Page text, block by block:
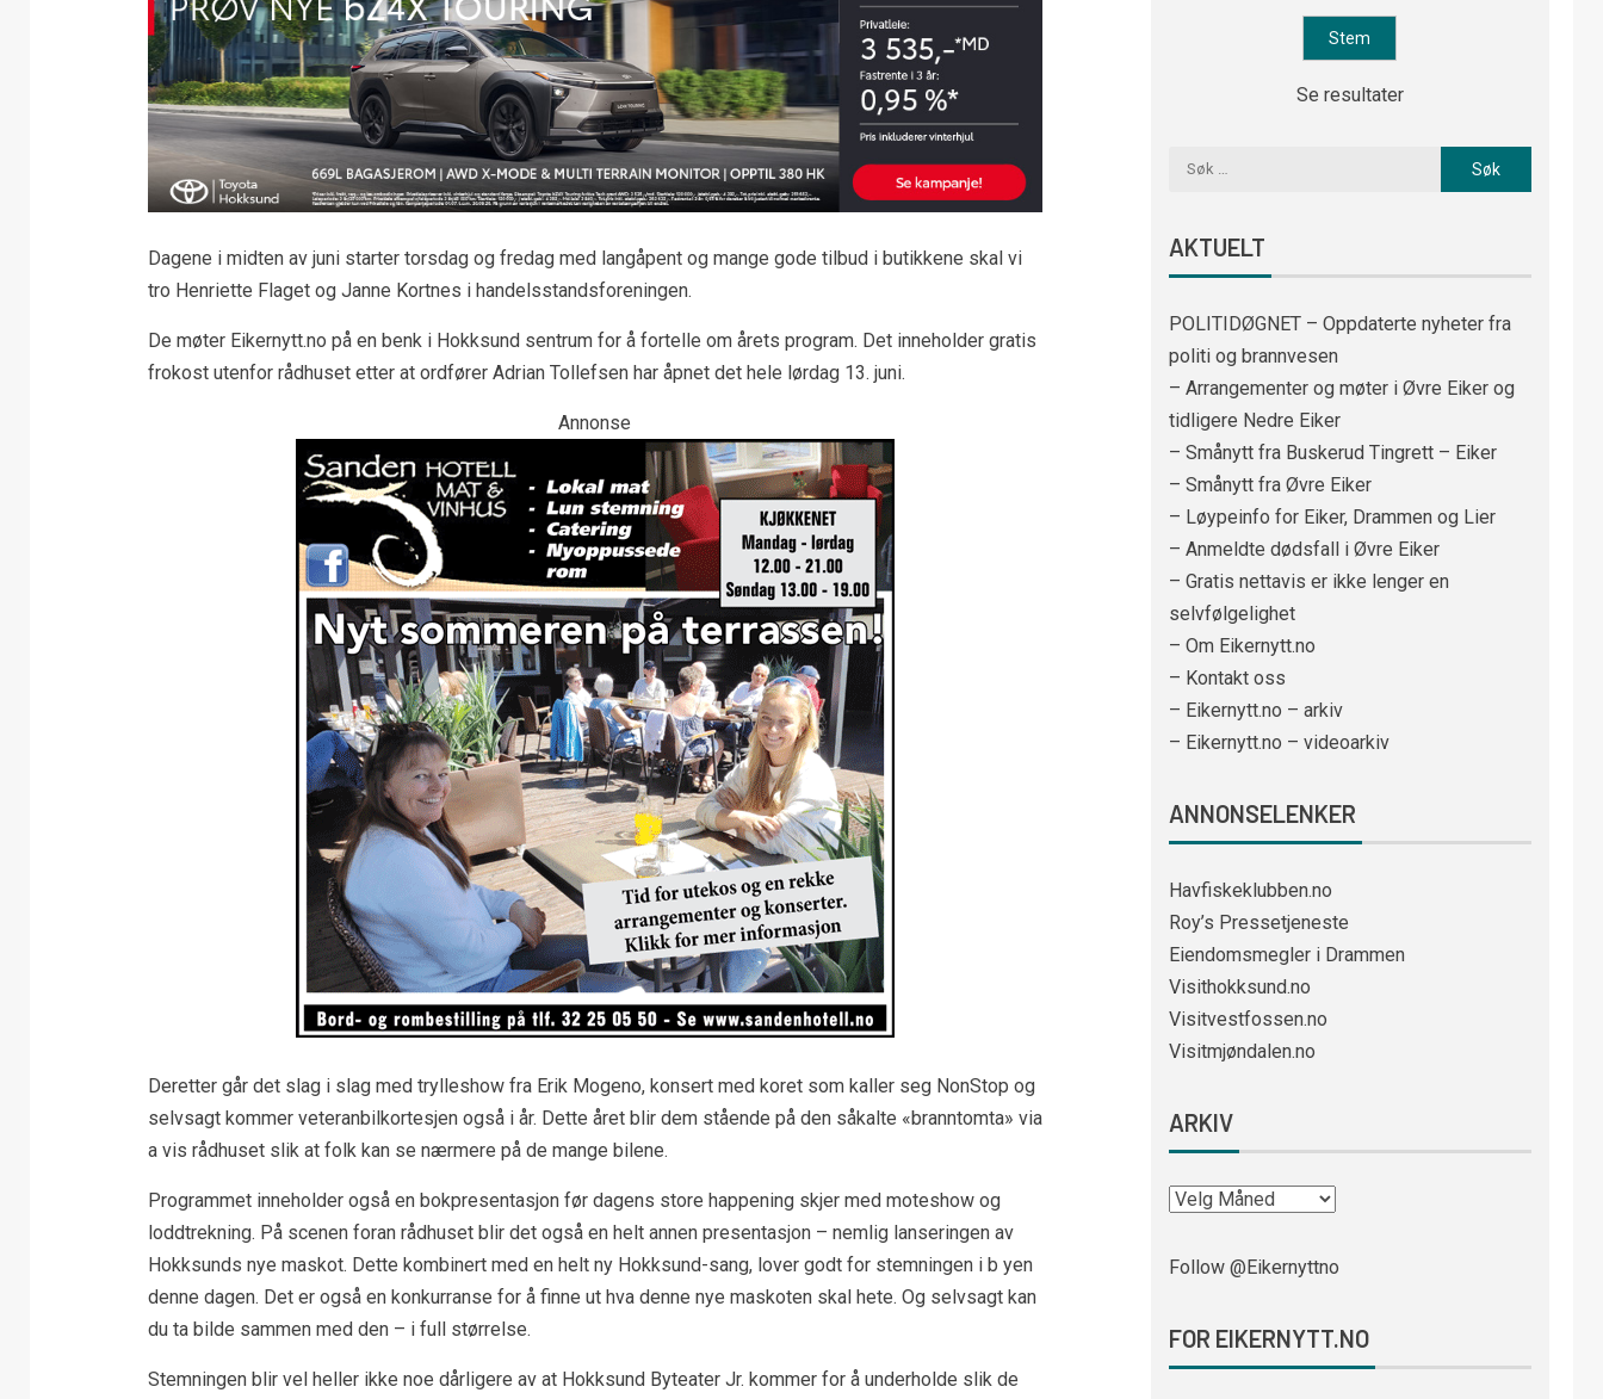
Dagene i midten av juni starter torsdag og fredag med langåpent og mange gode tilbud i butikkene skal vi
tro Henriette Flaget og Janne Kortnes i handelsstandsforeningen.
De møter Eikernytt.no på en benk i Hokksund sentrum for å fortelle om årets program. Det inneholder gratis
frokost utenfor rådhuset etter at ordfører Adrian Tollefsen har åpnet det hele lørdag 13. juni.
Annonse
Deretter går det slag i slag med trylleshow fra Erik Mogeno, konsert med koret som kaller seg NonStop og
selvsagt kommer veteranbilkortesjen også i år. Dette året blir dem stående på den såkalte «branntomta» via
a vis rådhuset slik at folk kan se nærmere på de mange bilene.
Programmet inneholder også en bokpresentasjon før dagens store happening skjer med moteshow og
loddtrekning. På scenen foran rådhuset blir det også en helt annen presentasjon – nemlig lanseringen av
Hokksunds nye maskot. Dette kombinert med en helt ny Hokksund-sang, lover godt for stemningen i b yen
denne dagen. Det er også en konkurranse for å finne ut hva denne nye maskoten skal hete. Og selvsagt kan
du ta bilde sammen med den – i full størrelse.
Stemningen blir vel heller ikke noe dårligere av at Hokksund Byteater Jr. kommer for å underholde slik de
Se resultater
AKTUELT
POLITIDØGNET – Oppdaterte nyheter fra
politi og brannvesen
– Arrangementer og møter i Øvre Eiker og
tidligere Nedre Eiker
– Smånytt fra Buskerud Tingrett – Eiker
– Smånytt fra Øvre Eiker
– Løypeinfo for Eiker, Drammen og Lier
– Anmeldte dødsfall i Øvre Eiker
– Gratis nettavis er ikke lenger en
selvfølgelighet
– Om Eikernytt.no
– Kontakt oss
– Eikernytt.no – arkiv
– Eikernytt.no – videoarkiv
ANNONSELENKER
Havfiskeklubben.no
Roy’s Pressetjeneste
Eiendomsmegler i Drammen
Visithokksund.no
Visitvestfossen.no
Visitmjøndalen.no
ARKIV
Follow @Eikernyttno
FOR EIKERNYTT.NO